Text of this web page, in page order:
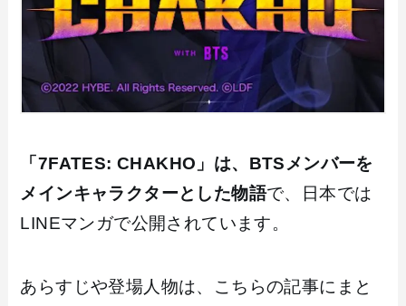
「7FATES: CHAKHO」は、BTSメンバーを
メインキャラクターとした物語で、日本では
LINEマンガで公開されています。
あらすじや登場人物は、こちらの記事にまと